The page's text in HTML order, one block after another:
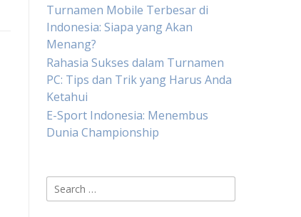
Turnamen Mobile Terbesar di
Indonesia: Siapa yang Akan
Menang?
Rahasia Sukses dalam Turnamen
PC: Tips dan Trik yang Harus Anda
Ketahui
E-Sport Indonesia: Menembus
Dunia Championship
Search
for: